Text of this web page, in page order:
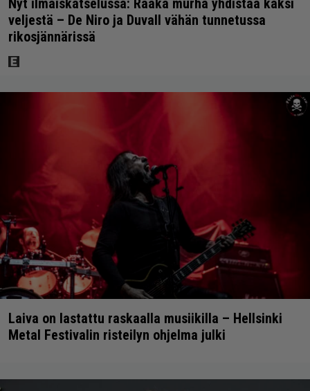
Nyt ilmaiskatselussa: Raaka murha yhdistää kaksi
veljestä – De Niro ja Duvall vähän tunnetussa
rikosjännärissä
Laiva on lastattu raskaalla musiikilla – Hellsinki
Metal Festivalin risteilyn ohjelma julki